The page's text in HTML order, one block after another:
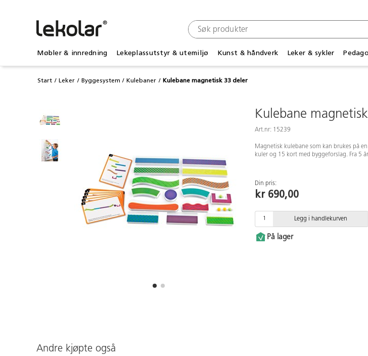
Møbler & innredning Lekeplassutstyr & utemiljø Kunst & håndverk Leker & sykler
Start Leker Byggesystem Kulebaner Kulebane magnetisk 33 deler
Kulebane
Art.nr: 15239
Magnetisk kulebane som kan brukes på
kuler og 15 kort med byggeforslag. Fra 5
Din pris:
kr 690,00
Legg i handlekurven
På lager
Andre kjøpte også